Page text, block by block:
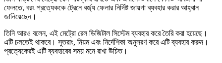
ফেলতে, বরং প্রত্যেককে ট্রেনে বর্জ্য ফেলার নির্দিষ্ট জায়গা ব্যবহার করার আহ্বান
জানিয়েছেন।
তিনি আরও বলেন, এই মেট্রো রেল ডিজিটাল সিস্টেম ব্যবহার করে তৈরি করা হয়েছে।
এটি চলতেই থাকবে। সুতরাং, নিয়ম এবং নির্দেশিকা অনুসরণ করে এটি ব্যবহার করুন।
প্রত্যেকেরই এটি ব্যবহারের সময় মনে রাখা উচিত।